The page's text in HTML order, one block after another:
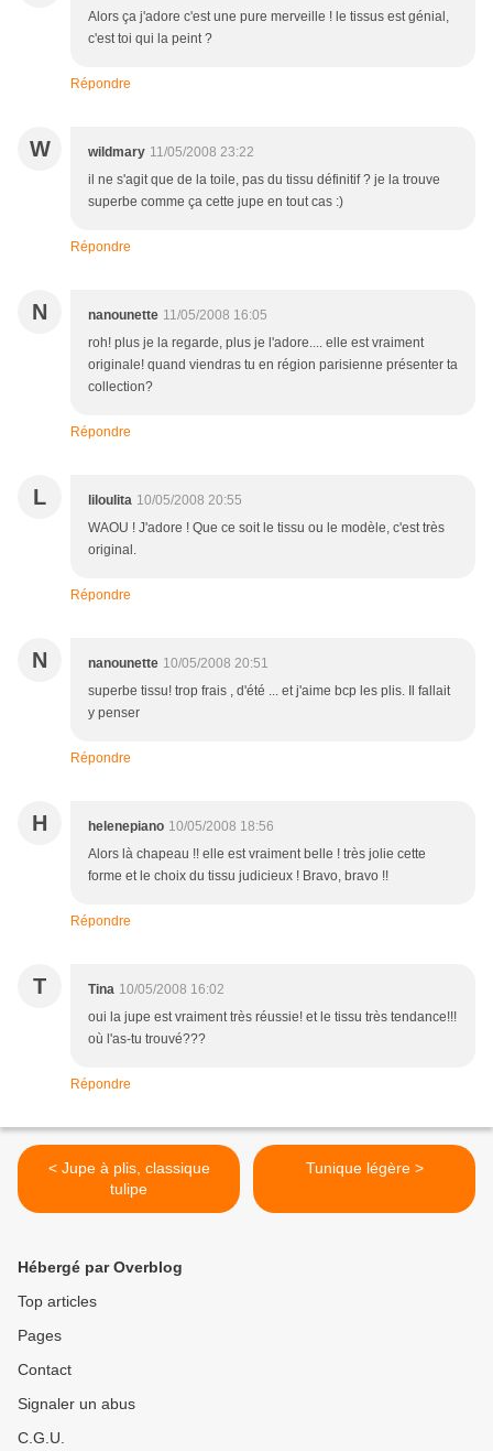
Alors ça j'adore c'est une pure merveille ! le tissus est génial,
c'est toi qui la peint ?
Répondre
W wildmary 11/05/2008 23:22
il ne s'agit que de la toile, pas du tissu définitif ? je la trouve
superbe comme ça cette jupe en tout cas :)
Répondre
N nanounette 11/05/2008 16:05
roh! plus je la regarde, plus je l'adore.... elle est vraiment
originale! quand viendras tu en région parisienne présenter ta
collection?
Répondre
L liloulita 10/05/2008 20:55
WAOU ! J'adore ! Que ce soit le tissu ou le modèle, c'est très
original.
Répondre
N nanounette 10/05/2008 20:51
superbe tissu! trop frais , d'été ... et j'aime bcp les plis. Il fallait
y penser
Répondre
H helenepiano 10/05/2008 18:56
Alors là chapeau !! elle est vraiment belle ! très jolie cette
forme et le choix du tissu judicieux ! Bravo, bravo !!
Répondre
T Tina 10/05/2008 16:02
oui la jupe est vraiment très réussie! et le tissu très tendance!!!
où l'as-tu trouvé???
Répondre
< Jupe à plis, classique
tulipe
Tunique légère >
Hébergé par Overblog
Top articles
Pages
Contact
Signaler un abus
C.G.U.